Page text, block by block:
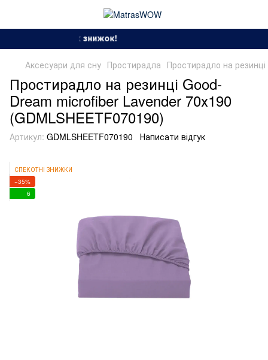
спекотних знижок!
Аксесуари для сну Простирадла Простирадло на
Простирадло на резинці Good-
Dream microfiber Lavender 70х190
(GDMLSHEETF070190)
Артикул: GDMLSHEETF070190 Написати відгук
СПЕКОТНІ ЗНИЖКИ
−35%
6